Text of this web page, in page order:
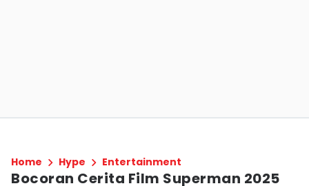
Home Hype Entertainment
Bocoran Cerita Film Superman 2025